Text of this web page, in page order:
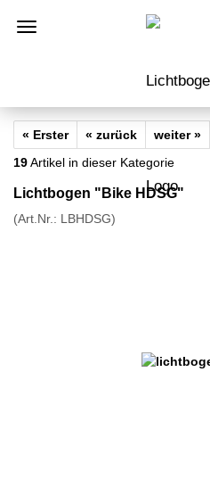
« Erster « zurück weiter »
19Artikel in dieser Kategorie
Lichtbogen "Bike HDSG"
(Art.Nr.: LBHDSG)